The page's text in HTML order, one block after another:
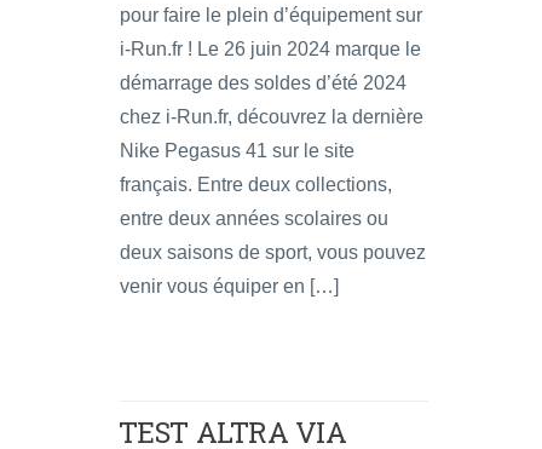
pour faire le plein d’équipement sur
i-Run.fr ! Le 26 juin 2024 marque le
démarrage des soldes d’été 2024
chez i-Run.fr, découvrez la dernière
Nike Pegasus 41 sur le site
français. Entre deux collections,
entre deux années scolaires ou
deux saisons de sport, vous pouvez
venir vous équiper en […]
TEST ALTRA VIA